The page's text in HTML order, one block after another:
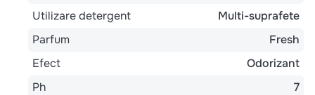
Utilizare detergent
Multi-suprafete
Parfum
Fresh
Efect
Odorizant
Ph
7